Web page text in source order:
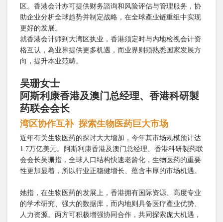
区。香港会计亦可提供财务諮询和风险评估与管理服务，协
助企业分析全球趋势并制定战略，在全球產业链重组中实现
更好的发展。
就香港会计师到大湾区执业，香港须定时与内地检视会计资
格互认，為业界提供更多机遇，而业界则须熟悉国家发展方
向，提升本业范畴。
吴珊女士
阿斯利康香港及澳门总经理、香港科研製
药联会会长
湾区协作互补 探索生物医药巨大市场
近年有关生物医药的探讨大大增加，今年其市场规模预计达
1.7万亿美元。阿斯利康香港及澳门总经理、香港科研製药联
会会长吴珊指，全球人口结构快速老龄化，生物医药的重要
性更加显着，所以行业正稳健增长、蕴含丰厚的市场机遇。
她指，在生物医药的发展上，香港拥有国际资源、高度专业
的学术研究、强大的数据库，而内地则具备医疗產业优势、
人力资源。两方可积极增强协同合作，共同探索庞大机遇，